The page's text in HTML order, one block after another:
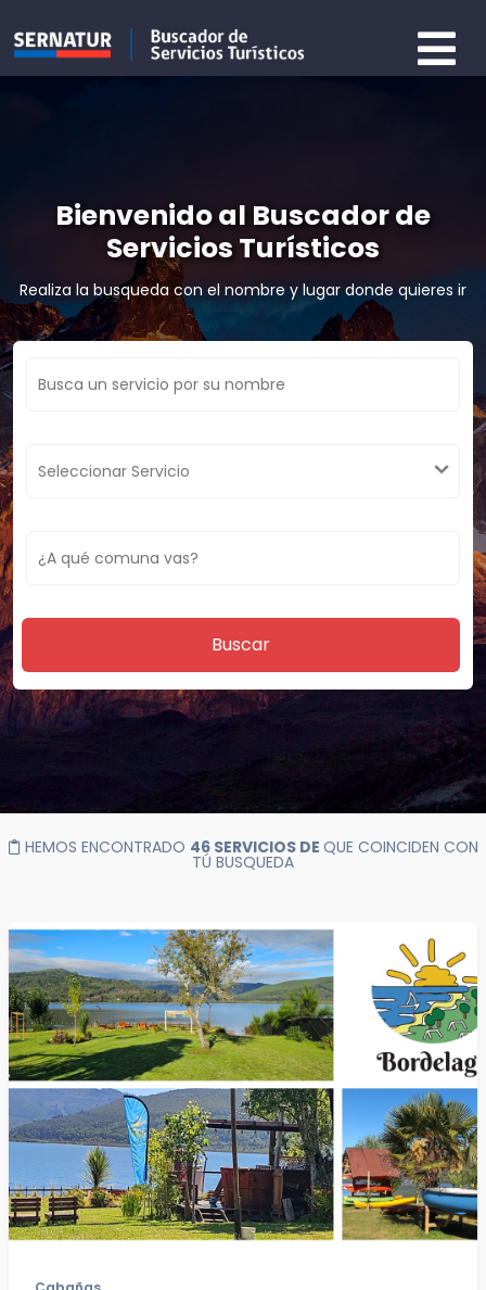
Bienvenido al Buscador de
Servicios Turísticos
Realiza la busqueda con el nombre y lugar donde quieres ir
Buscar
HEMOS ENCONTRADO 46 SERVICIOS DE QUE COINCIDEN CON
TÚ BUSQUEDA